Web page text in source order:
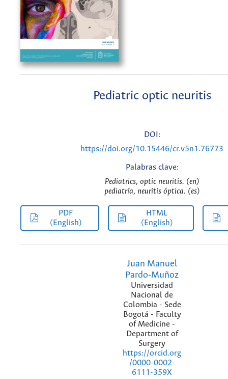
Pediatric optic neuritis
DOI:
https://doi.org/10.15446/cr.v5n1.76773
Palabras clave:
Pediatrics, optic neuritis. (en)
pediatría, neuritis óptica. (es)
PDF
(English)
HTML
(English)
Juan Manuel
Pardo-Muñoz
Universidad
Nacional de
Colombia - Sede
Bogotá - Faculty
of Medicine -
Department of
Surgery
https://orcid.org
/0000-0002-
6111-359X